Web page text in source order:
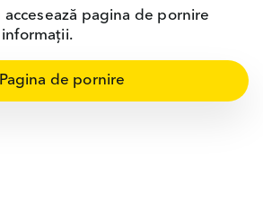
accesează pagina de pornire
Pagina de pornire